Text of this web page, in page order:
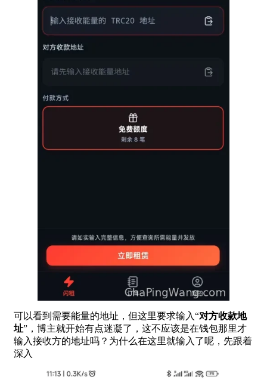
可以看到需要能量的地址，但这里要求输入“对方收款地
址”，博主就开始有点迷凝了，这不应该是在钱包那里才
输入接收方的地址吗？为什么在这里就输入了呢，先跟着
深入